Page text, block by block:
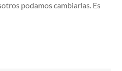
podamos cambiarlas. Es